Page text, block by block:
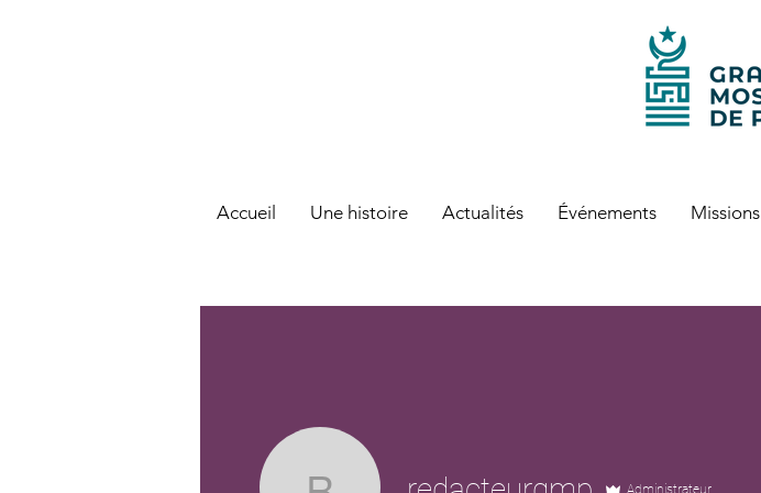
Accueil Une histoire Actualités Événements Missions
Administrateur